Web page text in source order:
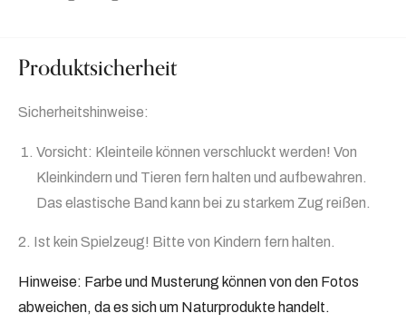
Produktsicherheit
Sicherheitshinweise:
Vorsicht: Kleinteile können verschluckt werden! Von
Kleinkindern und Tieren fern halten und aufbewahren.
Das elastische Band kann bei zu starkem Zug reißen.
2. Ist kein Spielzeug! Bitte von Kindern fern halten.
Hinweise: Farbe und Musterung können von den Fotos
abweichen, da es sich um Naturprodukte handelt.